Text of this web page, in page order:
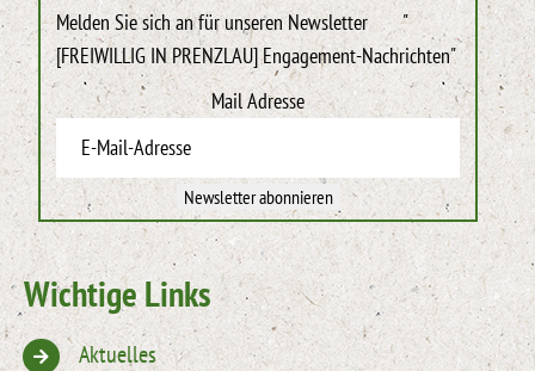
Melden Sie sich an für unseren Newsletter "
[FREIWILLIG IN PRENZLAU] Engagement-Nachrichten"
Mail Adresse
Newsletter abonnieren
Wichtige Links
Aktuelles